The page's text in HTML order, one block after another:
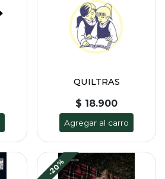
QUILTRAS
$ 18.900
Agregar al carro
-20%